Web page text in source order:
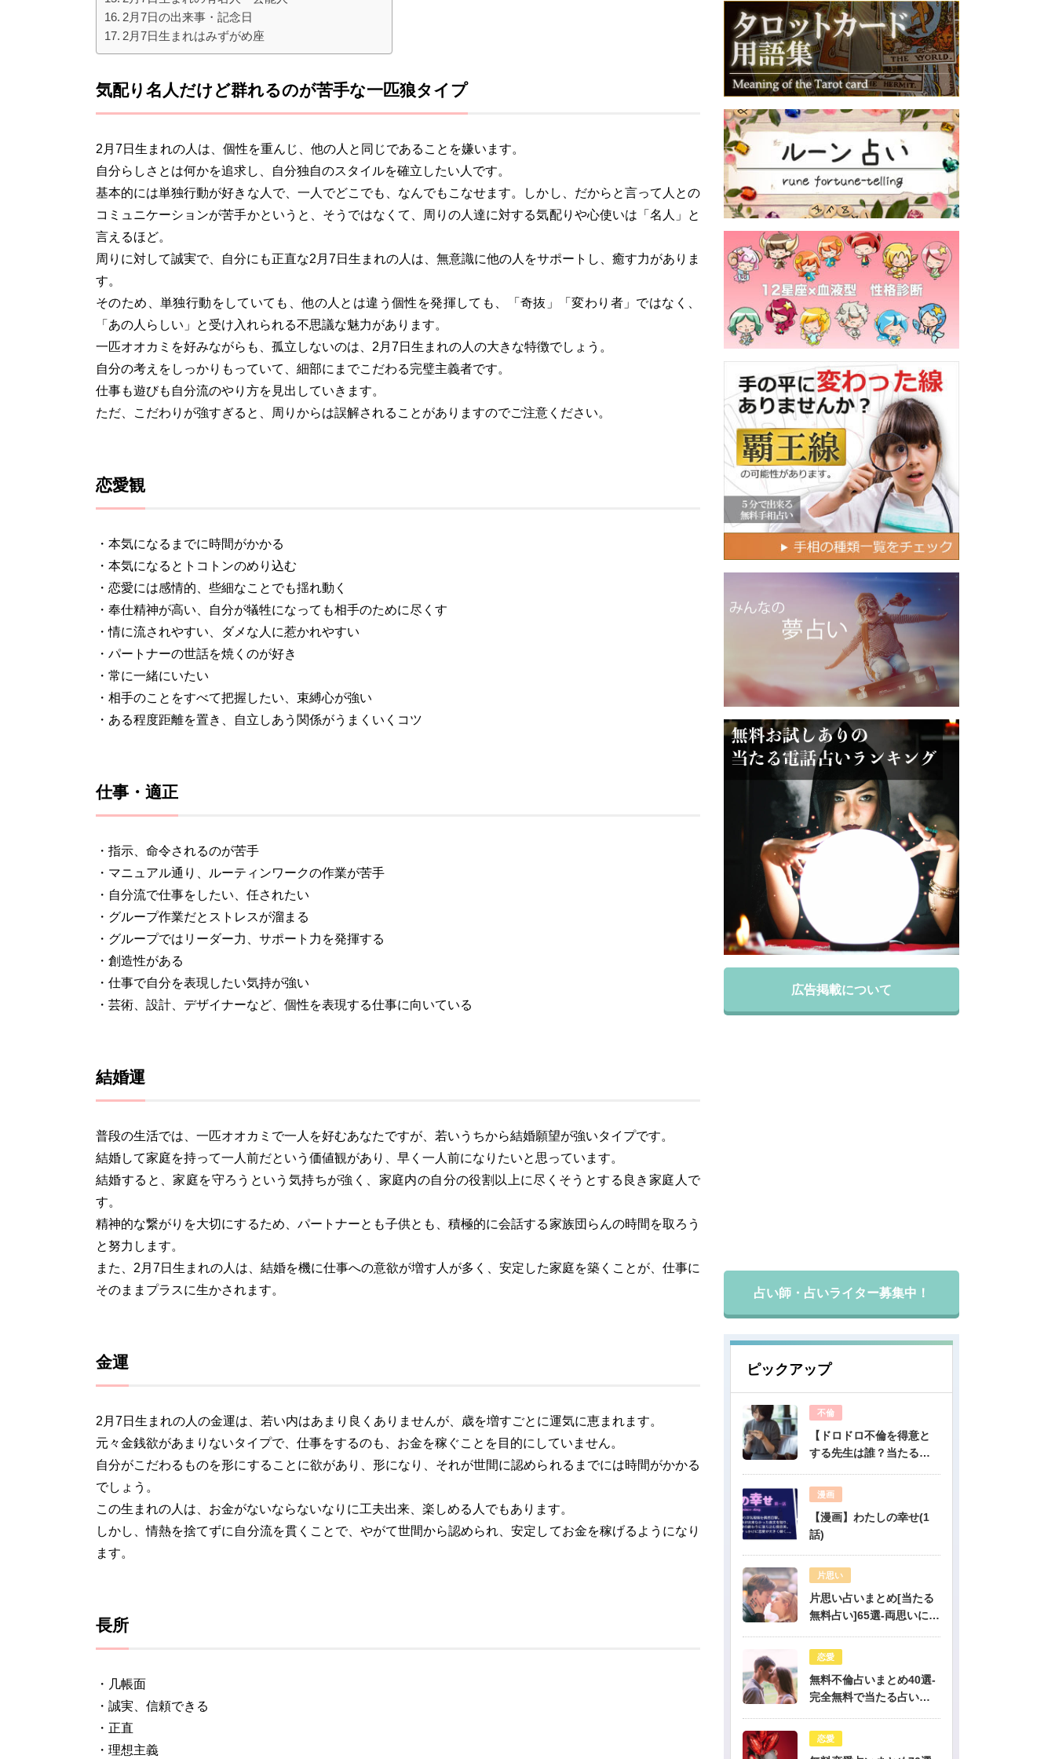
2月7日の出来事・記念日
2月7日生まれはみずがめ座
気配り名人だけど群れるのが苦手な一匹狼タイプ
2月7日生まれの人は、個性を重んじ、他の人と同じであることを嫌います。
自分らしさとは何かを追求し、自分独自のスタイルを確立したい人です。
基本的には単独行動が好きな人で、一人でどこでも、なんでもこなせます。しかし、だからと言って人との
コミュニケーションが苦手かというと、そうではなくて、周りの人達に対する気配りや心使いは「名人」と
言えるほど。
周りに対して誠実で、自分にも正直な2月7日生まれの人は、無意識に他の人をサポートし、癒す力がありま
す。
そのため、単独行動をしていても、他の人とは違う個性を発揮しても、「奇抜」「変わり者」ではなく、
「あの人らしい」と受け入れられる不思議な魅力があります。
一匹オオカミを好みながらも、孤立しないのは、2月7日生まれの人の大きな特徴でしょう。
自分の考えをしっかりもっていて、細部にまでこだわる完璧主義者です。
仕事も遊びも自分流のやり方を見出していきます。
ただ、こだわりが強すぎると、周りからは誤解されることがありますのでご注意ください。
恋愛観
・本気になるまでに時間がかかる
・本気になるとトコトンのめり込む
・恋愛には感情的、些細なことでも揺れ動く
・奉仕精神が高い、自分が犠牲になっても相手のために尽くす
・情に流されやすい、ダメな人に惹かれやすい
・パートナーの世話を焼くのが好き
・常に一緒にいたい
・相手のことをすべて把握したい、束縛心が強い
・ある程度距離を置き、自立しあう関係がうまくいくコツ
仕事・適正
・指示、命令されるのが苦手
・マニュアル通り、ルーティンワークの作業が苦手
・自分流で仕事をしたい、任されたい
・グループ作業だとストレスが溜まる
・グループではリーダー力、サポート力を発揮する
・創造性がある
・仕事で自分を表現したい気持が強い
・芸術、設計、デザイナーなど、個性を表現する仕事に向いている
結婚運
普段の生活では、一匹オオカミで一人を好むあなたですが、若いうちから結婚願望が強いタイプです。
結婚して家庭を持って一人前だという価値観があり、早く一人前になりたいと思っています。
結婚すると、家庭を守ろうという気持ちが強く、家庭内の自分の役割以上に尽くそうとする良き家庭人で
す。
精神的な繋がりを大切にするため、パートナーとも子供とも、積極的に会話する家族団らんの時間を取ろう
と努力します。
また、2月7日生まれの人は、結婚を機に仕事への意欲が増す人が多く、安定した家庭を築くことが、仕事に
そのままプラスに生かされます。
金運
2月7日生まれの人の金運は、若い内はあまり良くありませんが、歳を増すごとに運気に恵まれます。
元々金銭欲があまりないタイプで、仕事をするのも、お金を稼ぐことを目的にしていません。
自分がこだわるものを形にすることに欲があり、形になり、それが世間に認められるまでには時間がかかる
でしょう。
この生まれの人は、お金がないならないなりに工夫出来、楽しめる人でもあります。
しかし、情熱を捨てずに自分流を貫くことで、やがて世間から認められ、安定してお金を稼げるようになり
ます。
長所
・几帳面
・誠実、信頼できる
・正直
・理想主義
広告掲載について
占い師・占いライター募集中！
ピックアップ
不倫
【ドロドロ不倫を得意と
する先生は誰？当たる電
漫画
【漫画】わたしの幸せ(1
話)
片思い
片思い占いまとめ[当たる
無料占い]65選-両思いにな
当たる片思い占い
恋愛
無料不倫占いまとめ40選-
完全無料で当たる占いだ
恋愛